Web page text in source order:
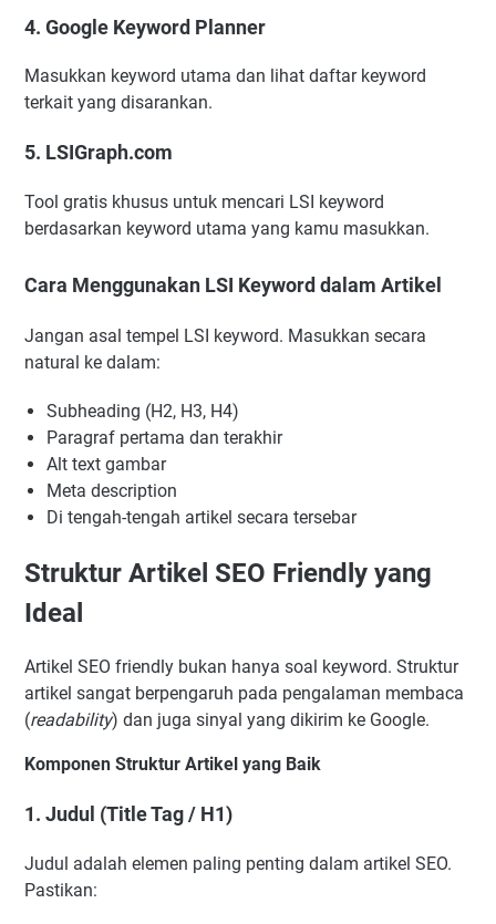
4. Google Keyword Planner
Masukkan keyword utama dan lihat daftar keyword
terkait yang disarankan.
5. LSIGraph.com
Tool gratis khusus untuk mencari LSI keyword
berdasarkan keyword utama yang kamu masukkan.
Cara Menggunakan LSI Keyword dalam Artikel
Jangan asal tempel LSI keyword. Masukkan secara
natural ke dalam:
Subheading (H2, H3, H4)
Paragraf pertama dan terakhir
Alt text gambar
Meta description
Di tengah-tengah artikel secara tersebar
Struktur Artikel SEO Friendly yang
Ideal
Artikel SEO friendly bukan hanya soal keyword. Struktur
artikel sangat berpengaruh pada pengalaman membaca
(readability) dan juga sinyal yang dikirim ke Google.
Komponen Struktur Artikel yang Baik
1. Judul (Title Tag / H1)
Judul adalah elemen paling penting dalam artikel SEO.
Pastikan: